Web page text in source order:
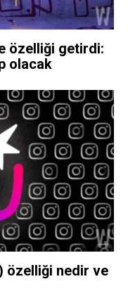
özelliği getirdi:
olacak
özelliği nedir ve